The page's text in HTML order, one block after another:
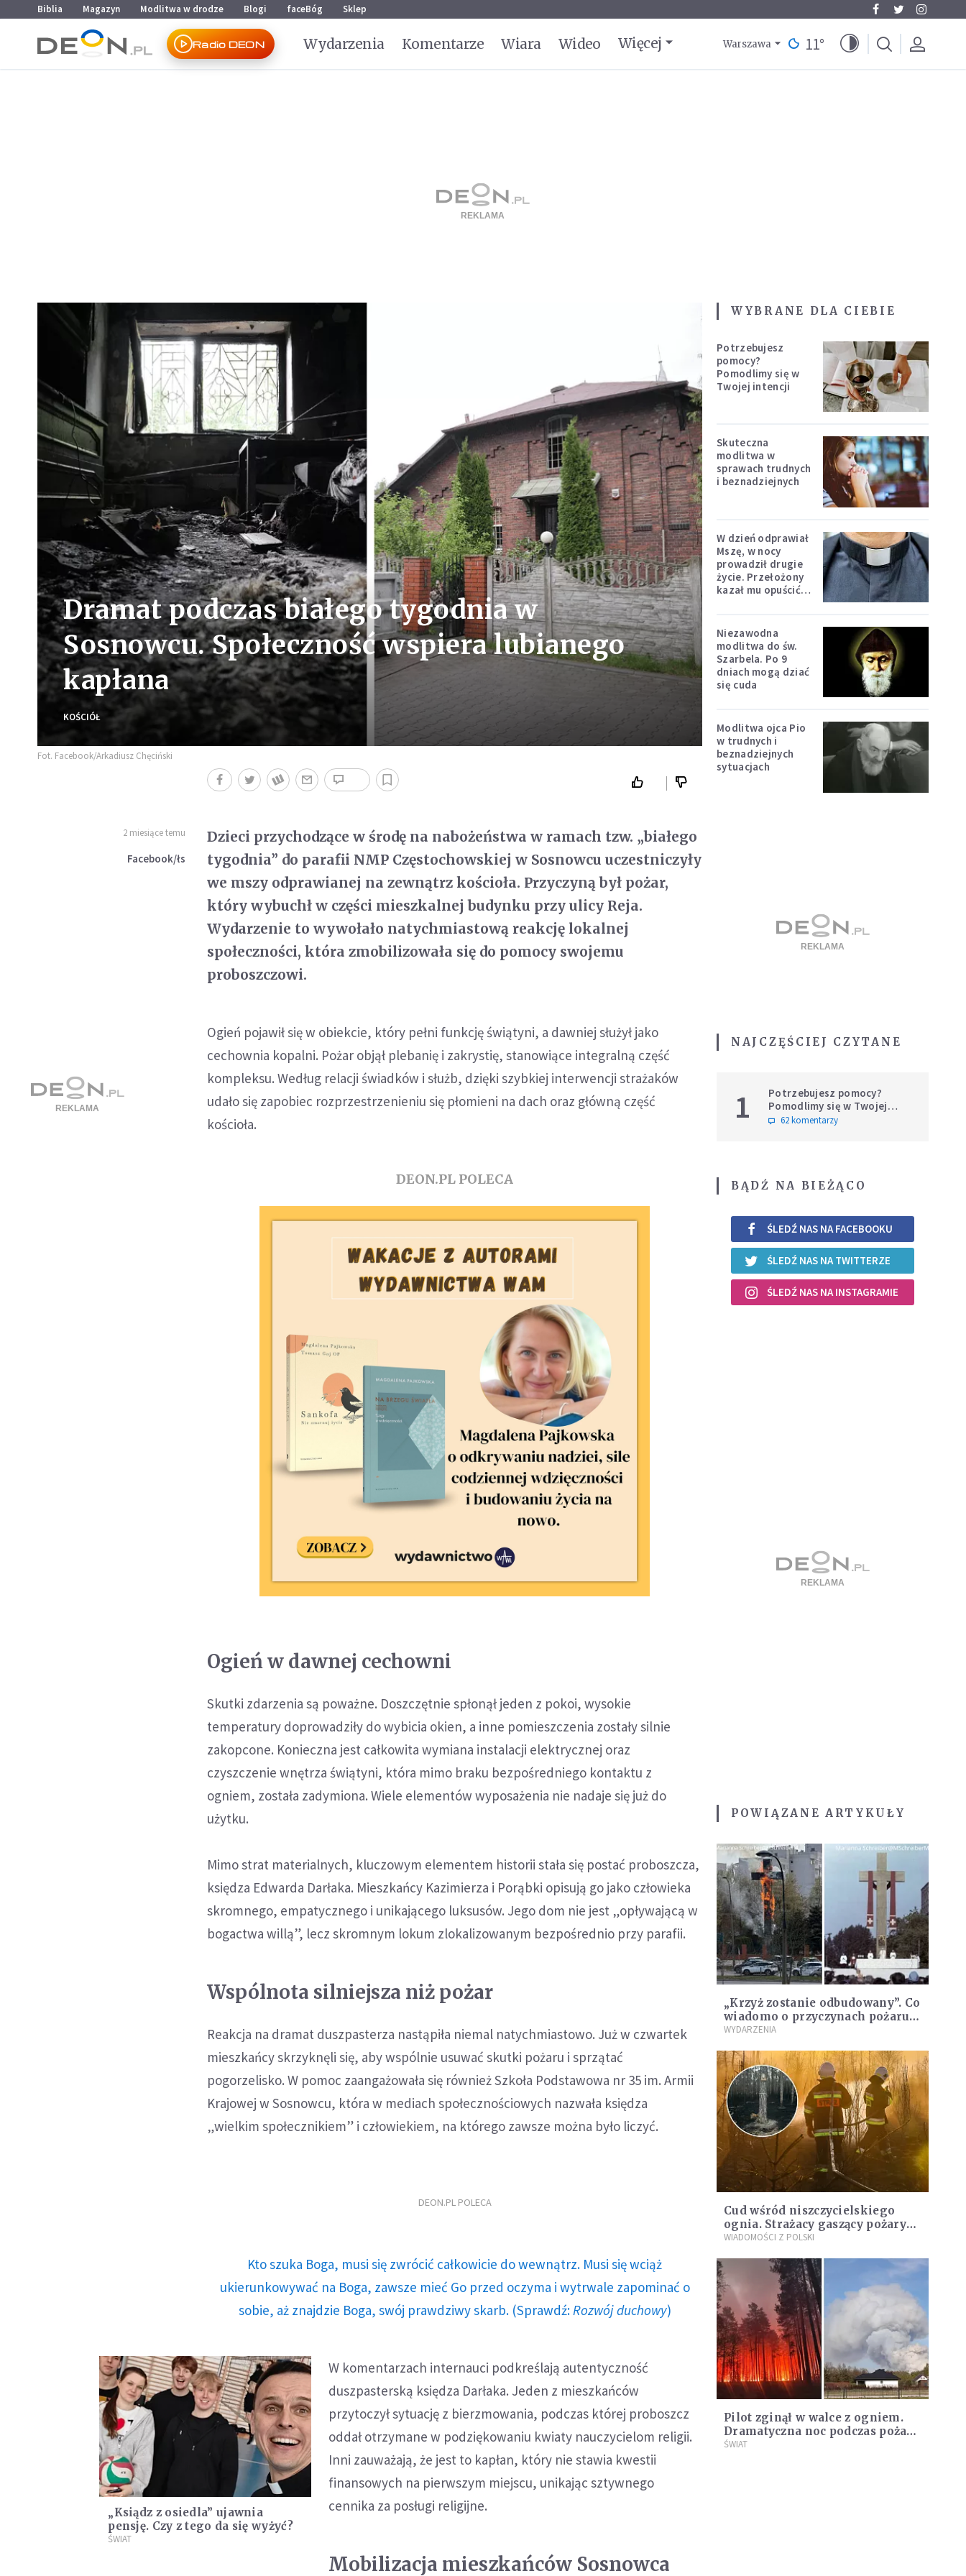
Przejdź do menu głównego
Przejdź do treści
Biblia Magazyn Modlitwa w drodze Blogi faceBóg Sklep
Radio DEON Wydarzenia Komentarze Wiara Wideo Więcej Warszawa 11°
Dramat podczas białego tygodnia w
Sosnowcu. Społeczność wspiera lubianego
kapłana
KOŚCIÓŁ
Fot. Facebook/Arkadiusz Chęciński
2 miesiące temu
Facebook/łs
Dzieci przychodzące w środę na nabożeństwa w ramach tzw. „białego
tygodnia” do parafii NMP Częstochowskiej w Sosnowcu uczestniczyły
we mszy odprawianej na zewnątrz kościoła. Przyczyną był pożar,
który wybuchł w części mieszkalnej budynku przy ulicy Reja.
Wydarzenie to wywołało natychmiastową reakcję lokalnej
społeczności, która zmobilizowała się do pomocy swojemu
proboszczowi.
Ogień pojawił się w obiekcie, który pełni funkcję świątyni, a dawniej służył jako
cechownia kopalni. Pożar objął plebanię i zakrystię, stanowiące integralną część
kompleksu. Według relacji świadków i służb, dzięki szybkiej interwencji strażaków
udało się zapobiec rozprzestrzenieniu się płomieni na dach oraz główną część
kościoła.
DEON.PL POLECA
Ogień w dawnej cechowni
Skutki zdarzenia są poważne. Doszczętnie spłonął jeden z pokoi, wysokie
temperatury doprowadziły do wybicia okien, a inne pomieszczenia zostały silnie
zakopcone. Konieczna jest całkowita wymiana instalacji elektrycznej oraz
czyszczenie wnętrza świątyni, która mimo braku bezpośredniego kontaktu z
ogniem, została zadymiona. Wiele elementów wyposażenia nie nadaje się już do
użytku.
Mimo strat materialnych, kluczowym elementem historii stała się postać proboszcza,
księdza Edwarda Darłaka. Mieszkańcy Kazimierza i Porąbki opisują go jako człowieka
skromnego, empatycznego i unikającego luksusów. Jego dom nie jest „opływającą w
bogactwa willą”, lecz skromnym lokum zlokalizowanym bezpośrednio przy parafii.
Wspólnota silniejsza niż pożar
Reakcja na dramat duszpasterza nastąpiła niemal natychmiastowo. Już w czwartek
mieszkańcy skrzyknęli się, aby wspólnie usuwać skutki pożaru i sprzątać
pogorzelisko. W pomoc zaangażowała się również Szkoła Podstawowa nr 35 im. Armii
Krajowej w Sosnowcu, która w mediach społecznościowych nazwała księdza
„wielkim społecznikiem” i człowiekiem, na którego zawsze można było liczyć.
DEON.PL POLECA
Kto szuka Boga, musi się zwrócić całkowicie do wewnątrz. Musi się wciąż
ukierunkowywać na Boga, zawsze mieć Go przed oczyma i wytrwale zapominać o
sobie, aż znajdzie Boga, swój prawdziwy skarb. (Sprawdź: Rozwój duchowy)
„Ksiądz z osiedla” ujawnia
pensję. Czy z tego da się wyżyć?
ŚWIAT
W komentarzach internauci podkreślają autentyczność
duszpasterską księdza Darłaka. Jeden z mieszkańców
przytoczył sytuację z bierzmowania, podczas której proboszcz
oddał otrzymane w podziękowaniu kwiaty nauczycielom religii.
Inni zauważają, że jest to kapłan, który nie stawia kwestii
finansowych na pierwszym miejscu, unikając sztywnego
cennika za posługi religijne.
Mobilizacja mieszkańców Sosnowca
WYBRANE DLA CIEBIE
Potrzebujesz
pomocy?
Pomodlimy się w
Twojej intencji
Skuteczna
modlitwa w
sprawach trudnych
i beznadziejnych
W dzień odprawiał
Mszę, w nocy
prowadził drugie
życie. Przełożony
kazał mu opuścić
Niezawodna
modlitwa do św.
Szarbela. Po 9
dniach mogą dziać
się cuda
Modlitwa ojca Pio
w trudnych i
beznadziejnych
sytuacjach
NAJCZĘŚCIEJ CZYTANE
1
Potrzebujesz pomocy?
Pomodlimy się w Twojej
intencji
62 komentarzy
BĄDŹ NA BIEŻĄCO
ŚLEDŹ NAS NA FACEBOOKU
ŚLEDŹ NAS NA TWITTERZE
ŚLEDŹ NAS NA INSTAGRAMIE
POWIĄZANE ARTYKUŁY
„Krzyż zostanie odbudowany”. Co
wiadomo o przyczynach pożaru
papieskiego krzyża w Warszawie
WYDARZENIA
Cud wśród niszczycielskiego
ognia. Strażacy gaszący pożary
na Roztoczu opublikowali
WIADOMOŚCI Z POLSKI
Pilot zginął w walce z ogniem.
Dramatyczna noc podczas pożaru
lasów na Lubelszczyźnie
ŚWIAT